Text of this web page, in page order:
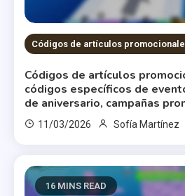
Códigos de artículos
Códigos de artículos
códigos específicos de
de aniversario, campañas
11/03/2026 Sofía Martínez
16 MINS READ